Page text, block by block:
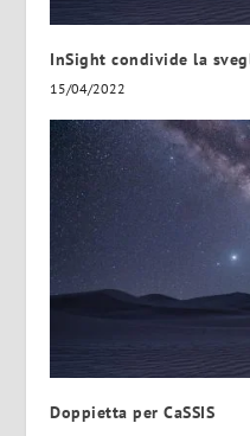
InSight condivide la
15/04/2022
Doppietta per CaSSIS